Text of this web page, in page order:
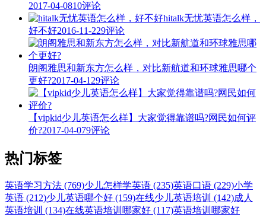
2017-04-0810评论
hitalk无忧英语怎么样，
好不好2016-11-229评论
朗阁雅思和新东方怎么样，对比新航道和环球雅思哪个
更好?2017-04-129评论
【vipkid少儿英语怎么样】大家觉得靠谱吗?网民如何评
价?2017-04-079评论
热门标签
英语学习方法 (769)少儿怎样学英语 (235)英语口语 (229)小学
英语 (212)少儿英语哪个好 (159)在线少儿英语培训 (142)成人
英语培训 (134)在线英语培训哪家好 (117)英语培训哪家好